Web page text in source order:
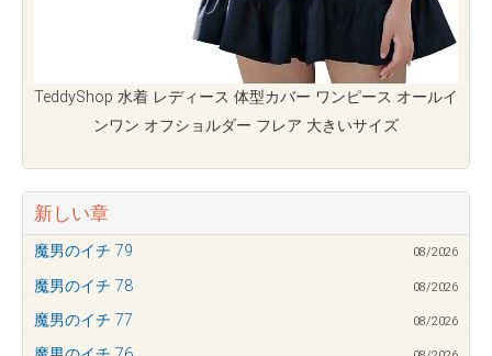
TeddyShop 水着 レディース 体型カバー ワンピース オールイ
ンワン オフショルダー フレア 大きいサイズ
新しい章
魔男のイチ 79 08/2026
魔男のイチ 78 08/2026
魔男のイチ 77 08/2026